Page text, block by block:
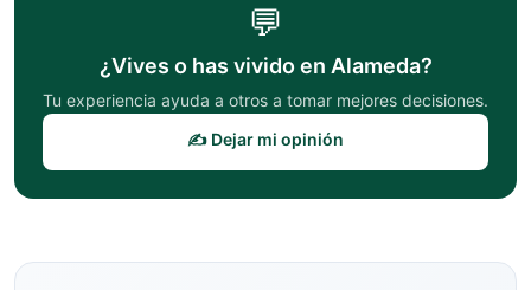
💬
¿Vives o has vivido en Alameda?
Tu experiencia ayuda a otros a tomar mejores decisiones.
✍️ Dejar mi opinión